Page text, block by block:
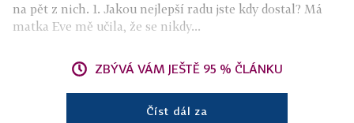
na pět z nich. 1. Jakou nejlepší radu jste kdy dostal? Má
matka Eve mě učila, že se nikdy...
ZBÝVÁ VÁM JEŠTĚ 95 % ČLÁNKU
Číst dál za